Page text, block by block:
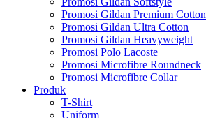
Promosi Gildan Premium Cotton
Promosi Gildan Ultra Cotton
Promosi Gildan Heavyweight
Promosi Polo Lacoste
Promosi Microfibre Roundneck
Promosi Microfibre Collar
Produk
T-Shirt
Uniform